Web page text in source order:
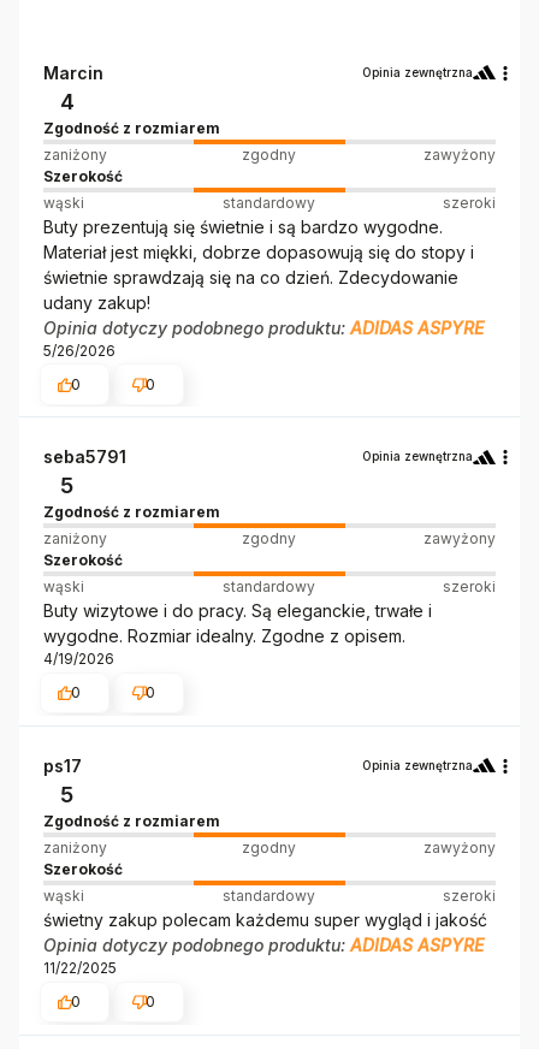
Marcin Opinia zewnętrzna
4
Zgodność z rozmiarem
zaniżony
zgodny
zawyżony
Szerokość
wąski
standardowy szeroki
Buty prezentują się świetnie i są bardzo wygodne.
Materiał jest miękki, dobrze dopasowują się do stopy i
świetnie sprawdzają się na co dzień. Zdecydowanie
udany zakup!
Opinia dotyczy podobnego produktu: ADIDAS ASPYRE
5/26/2026
0
0
seba5791 Opinia zewnętrzna
5
Zgodność z rozmiarem
zaniżony
zgodny
zawyżony
Szerokość
wąski
standardowy szeroki
Buty wizytowe i do pracy. Są eleganckie, trwałe i
wygodne. Rozmiar idealny. Zgodne z opisem.
4/19/2026
0
0
ps17 Opinia zewnętrzna
5
Zgodność z rozmiarem
zaniżony
zgodny
zawyżony
Szerokość
wąski
standardowy szeroki
świetny zakup polecam każdemu super wygląd i jakość
Opinia dotyczy podobnego produktu: ADIDAS ASPYRE
11/22/2025
0
0